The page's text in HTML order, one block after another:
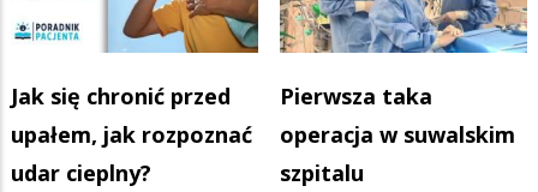
Jak się chronić przed
upałem, jak rozpoznać
udar cieplny?
Pierwsza taka
operacja w suwalskim
szpitalu